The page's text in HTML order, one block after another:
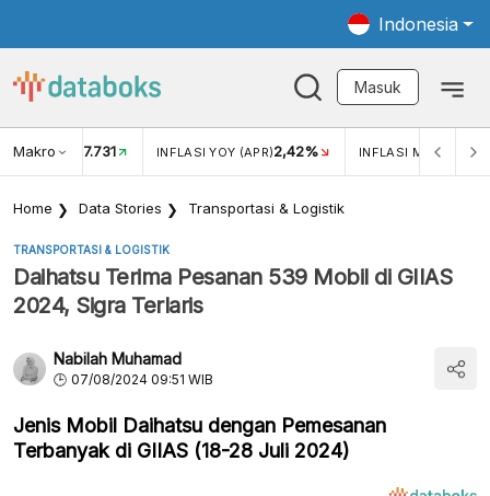
Indonesia
Masuk
Makro
USD/IDR 17.731 INFLASI YOY (APR)2,42% INFLASI MOM (APR)
Home Data Stories Transportasi & Logistik
TRANSPORTASI & LOGISTIK
Daihatsu Terima Pesanan 539 Mobil di GIIAS
2024, Sigra Terlaris
Nabilah Muhamad
07/08/2024 09:51 WIB
Jenis Mobil Daihatsu dengan Pemesanan
Terbanyak di GIIAS (18-28 Juli 2024)